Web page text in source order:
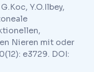
Y.O.Ilbey,
Nieren mit oder
e3729. DOI: